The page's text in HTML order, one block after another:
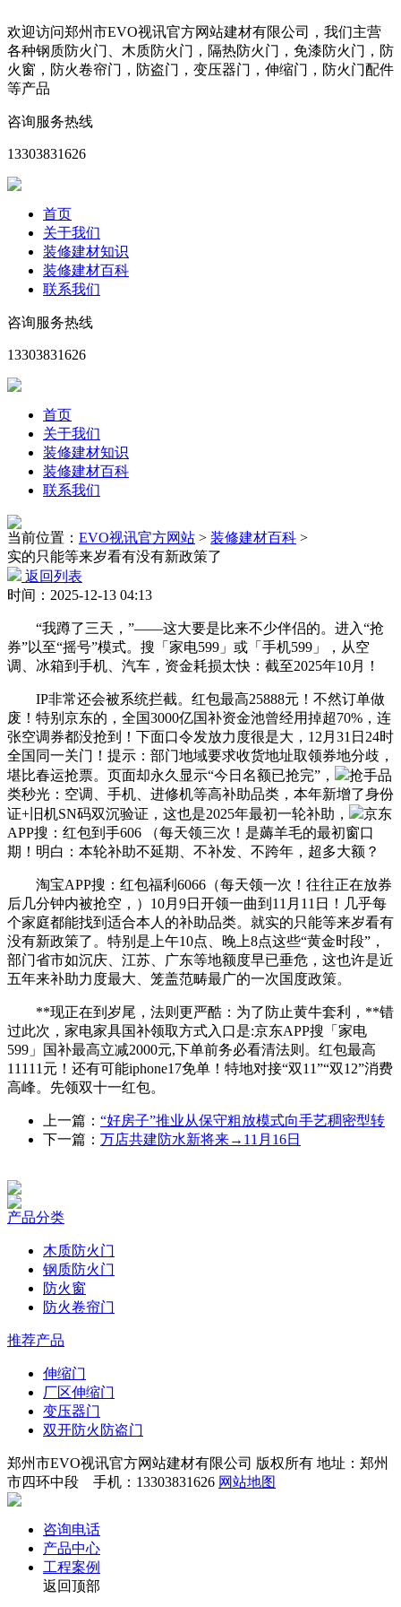
欢迎访问郑州市EVO视讯官方网站建材有限公司，我们主营
各种钢质防火门、木质防火门，隔热防火门，免漆防火门，防
火窗，防火卷帘门，防盗门，变压器门，伸缩门，防火门配件
等产品
咨询服务热线
13303831626
首页
关于我们
装修建材知识
装修建材百科
联系我们
咨询服务热线
13303831626
首页
关于我们
装修建材知识
装修建材百科
联系我们
当前位置： EVO视讯官方网站 > 装修建材百科 >
实的只能等来岁看有没有新政策了
返回列表
时间：2025-12-13 04:13
“我蹲了三天，”——这大要是比来不少伴侣的。进入“抢
券”以至“摇号”模式。搜「家电599」或「手机599」，从空
调、冰箱到手机、汽车，资金耗损太快：截至2025年10月！
IP非常还会被系统拦截。红包最高25888元！不然订单做
废！特别京东的，全国3000亿国补资金池曾经用掉超70%，连
张空调券都没抢到！下面口令发放力度很是大，12月31日24时
全国同一关门！提示：部门地域要求收货地址取领券地分歧，
堪比春运抢票。页面却永久显示“今日名额已抢完”，
抢手品
类秒光：空调、手机、进修机等高补助品类，本年新增了身份
证+旧机SN码双沉验证，这也是2025年最初一轮补助，
京东
APP搜：红包到手606 （每天领三次！是薅羊毛的最初窗口
期！明白：本轮补助不延期、不补发、不跨年，超多大额？
淘宝APP搜：红包福利6066（每天领一次！往往正在放券
后几分钟内被抢空，）10月9日开领一曲到11月11日！几乎每
个家庭都能找到适合本人的补助品类。就实的只能等来岁看有
没有新政策了。特别是上午10点、晚上8点这些“黄金时段”，
部门省市如沉庆、江苏、广东等地额度早已垂危，这也许是近
五年来补助力度最大、笼盖范畴最广的一次国度政策。
**现正在到岁尾，法则更严酷：为了防止黄牛套利，**错
过此次，家电家具国补领取方式入口是:京东APP搜「家电
599」国补最高立减2000元,下单前务必看清法则。红包最高
11111元！还有可能iphone17免单！特地对接“双11”“双12”消费
高峰。先领双十一红包。
上一篇： “好房子”推业从保守粗放模式向手艺稠密型转
下一篇： 万店共建防水新将来→11月16日
产品分类
木质防火门
钢质防火门
防火窗
防火卷帘门
推荐产品
伸缩门
厂区伸缩门
变压器门
双开防火防盗门
郑州市EVO视讯官方网站建材有限公司 版权所有 地址：郑州
市四环中段 手机：13303831626 网站地图
咨询电话
产品中心
工程案例
返回顶部